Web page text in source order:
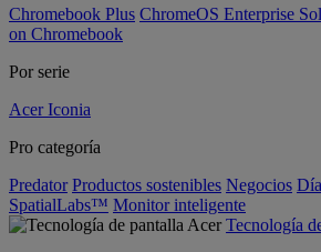
Chromebook Plus ChromeOS Enterprise
on Chromebook
Por serie
Acer Iconia
Pro categoría
Predator Productos sostenibles Negocios
SpatialLabs™ Monitor inteligente
Tecnología